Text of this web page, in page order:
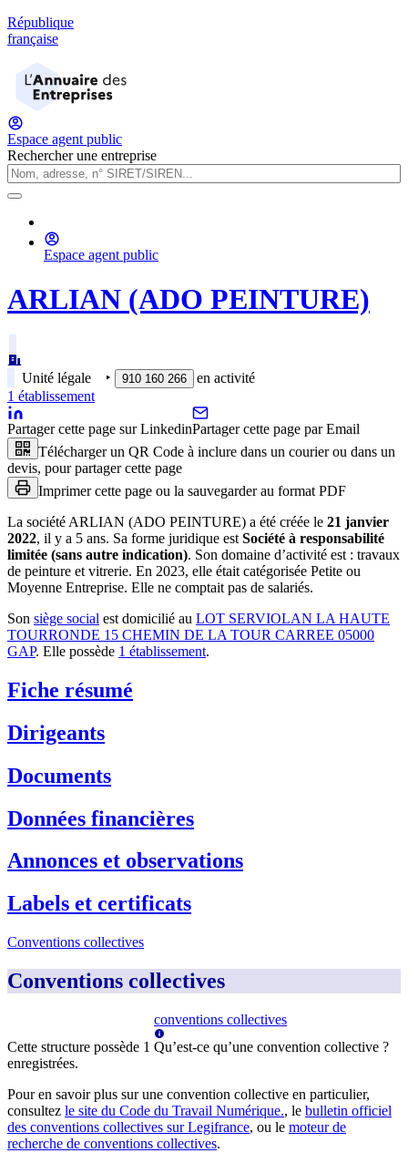
République
française
Espace agent public
Rechercher une entreprise
Espace agent public
ARLIAN (ADO PEINTURE)
Unité légale ‣ 910 160 266
en activité
1 établissement
Partager cette page sur LinkedinPartager cette page par Email
Télécharger un QR Code à inclure dans un courier ou dans un
devis, pour partager cette page
Imprimer cette page ou la sauvegarder au format PDF
La société ARLIAN (ADO PEINTURE) a été créée le 21 janvier
2022, il y a 5 ans. Sa forme juridique est Société à responsabilité
limitée (sans autre indication). Son domaine d’activité est : travaux
de peinture et vitrerie. En 2023, elle était catégorisée Petite ou
Moyenne Entreprise. Elle ne comptait pas de salariés.
Son siège social est domicilié au LOT SERVIOLAN LA HAUTE
TOURRONDE 15 CHEMIN DE LA TOUR CARREE 05000
GAP. Elle possède 1 établissement.
Fiche résumé
Dirigeants
Documents
Données financières
Annonces et observations
Labels et certificats
Conventions collectives
Conventions collectives
Cette structure possède 1
conventions collectives
Qu’est-ce qu’une convention collective ?
enregistrées.
Pour en savoir plus sur une convention collective en particulier,
consultez le site du Code du Travail Numérique., le bulletin officiel
des conventions collectives sur Legifrance, ou le moteur de
recherche de conventions collectives.